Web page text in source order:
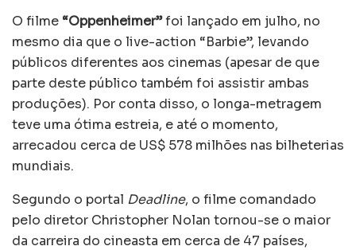
O filme “Oppenheimer”foi lançado em julho, no
mesmo dia que o live-action “Barbie”, levando
públicos diferentes aos cinemas (apesar de que
parte deste público também foi assistir ambas
produções). Por conta disso, o longa-metragem
teve uma ótima estreia, e até o momento,
arrecadou cerca de US$ 578 milhões nas bilheterias
mundiais.
Segundo o portal Deadline, o filme comandado
pelo diretor Christopher Nolan tornou-se o maior
da carreira do cineasta em cerca de 47 países,